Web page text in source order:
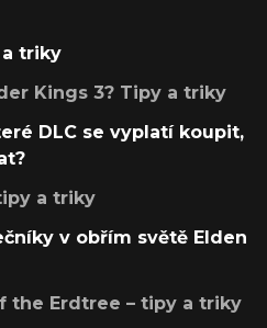
triky
Kings 3? Tipy a triky
DLC se vyplatí koupit,
a triky
v obřím světě Elden
the Erdtree – tipy a triky